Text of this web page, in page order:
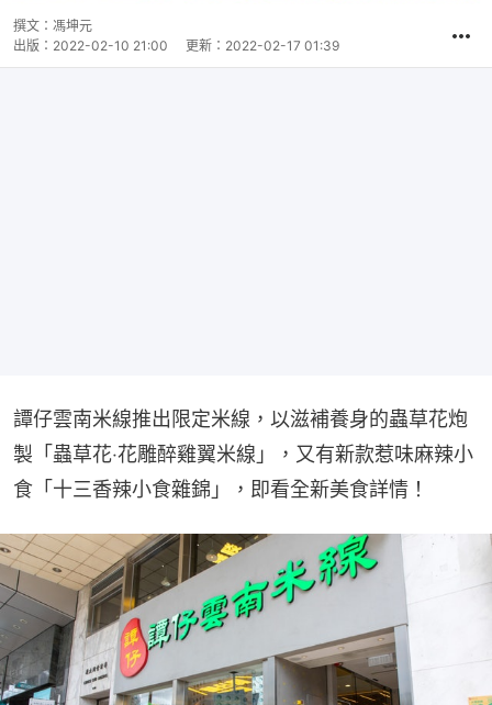
撰文： 馮坤元
出版： 2022-02-10 21:00 更新： 2022-02-17 01:39
譚仔雲南米線推出限定米線，以滋補養身的蟲草花炮
製「蟲草花‧花雕醉雞翼米線」，又有新款惹味麻辣小
食「十三香辣小食雜錦」，即看全新美食詳情！